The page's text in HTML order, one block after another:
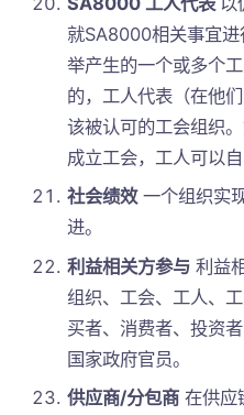
就SA8000相关事宜
举产生的一个或多个
的，工人代表（在他
该被认可的工会组织
成立工会，工人可以自
社会绩效一个组织实
进。
利益相关方参与利益
组织、工会、工人、
买者、消费者、投资
国家政府官员。
供应商/分包商在供应